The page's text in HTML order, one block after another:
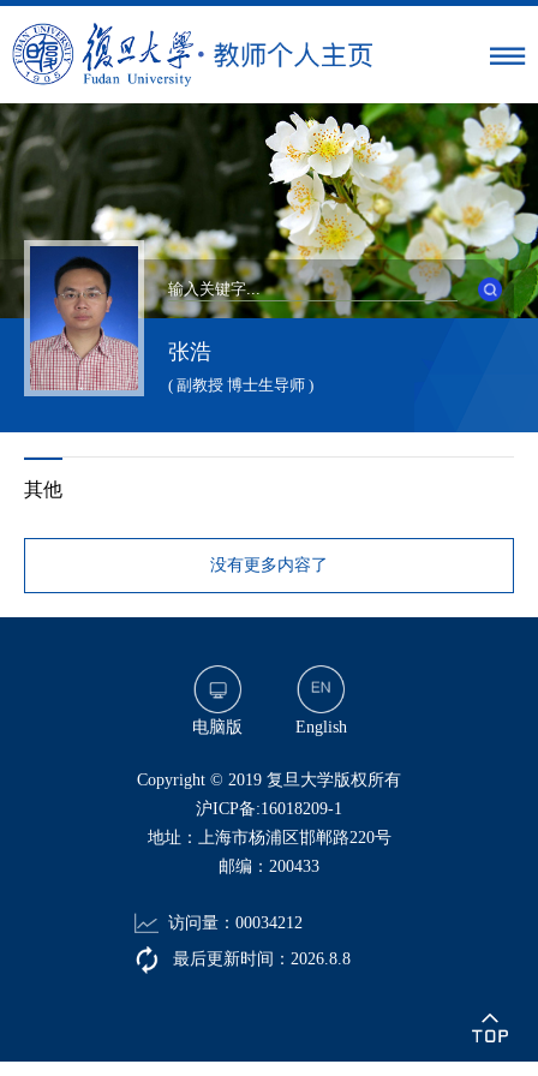
张浩
( 副教授 博士生导师 )
其他
没有更多内容了
电脑版 English
​Copyright © 2019 复旦大学版权所有
沪ICP备:16018209-1
地址：上海市杨浦区邯郸路220号
邮编：200433
访问量： 00034212
最后更新时间： 2026 8 8